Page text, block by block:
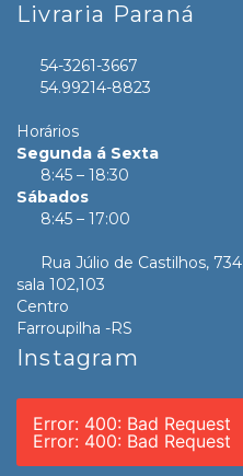
Livraria Paraná
54-3261-3667
54.99214-8823
Horários
Segunda á Sexta
8:45 – 18:30
Sábados
8:45 – 17:00
Rua Júlio de Castilhos, 734
sala 102,103
Centro
Farroupilha -RS
Instagram
Error: 400: Bad Request
Error: 400: Bad Request